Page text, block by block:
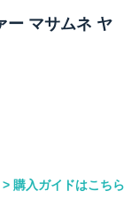
ー マサムネ ヤ
購入ガイドはこちら